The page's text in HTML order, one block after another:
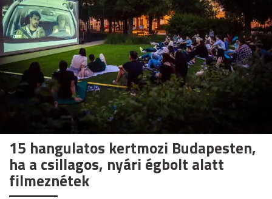
15 hangulatos kertmozi Budapesten,
ha a csillagos, nyári égbolt alatt
filmeznétek